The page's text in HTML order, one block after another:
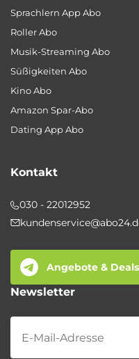
Sprachlern App Abo
Roller Abo
Musik-Streaming Abo
Süßigkeiten Abo
Kino Abo
Amazon Spar-Abo
Dating App Abo
Kontakt
030 - 22012952
Angebote &
Newsletter
Newsletter